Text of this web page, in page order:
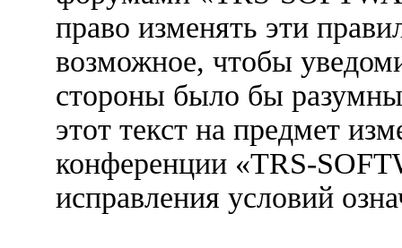
право изменять эти
возможное, чтобы
стороны было бы
этот текст на предмет
конференции «TRS-
исправления условий